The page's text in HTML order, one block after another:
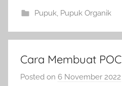
Pupuk, Pupuk Organik
Cara Membuat
Posted on 6 November 2022